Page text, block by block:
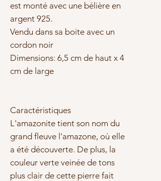
est monté avec une bélière en
argent 925.
Vendu dans sa boite avec un
cordon noir
Dimensions: 6,5 cm de haut x 4
cm de large
Caractéristiques
L'amazonite tient son nom du
grand fleuve l'amazone, où elle
a été découverte. De plus, la
couleur verte veinée de tons
plus clair de cette pierre fait